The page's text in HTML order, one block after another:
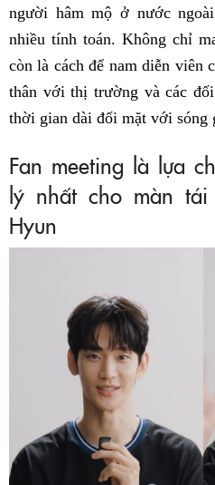
người hâm mộ ở nước
nhiều tính toán. Không chỉ
còn là cách để nam diễn viên
thân với thị trường và các
thời gian dài đối mặt với sóng
Fan meeting là lựa
lý nhất cho màn
Hyun